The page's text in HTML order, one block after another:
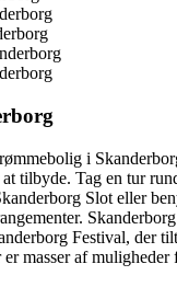
i
tilbyde. Tag en tur
Slot eller
Festival, der
er masser af